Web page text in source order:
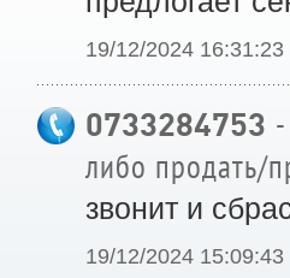
19/12/2024 16:31:23
0733284753
либо продать/
звонит и
19/12/2024 15:09:43